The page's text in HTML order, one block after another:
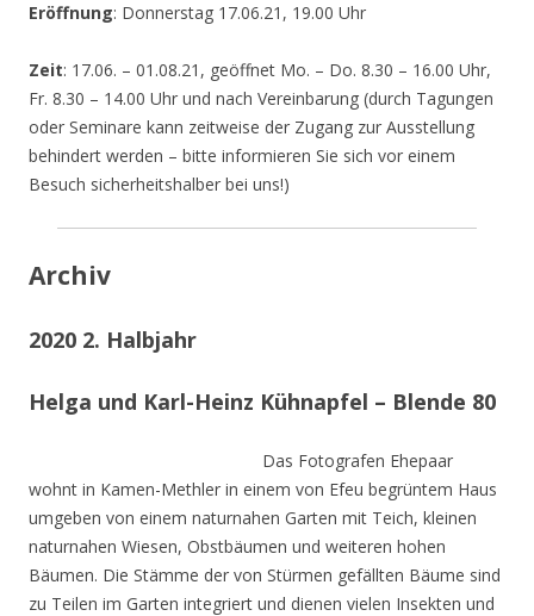
Eröffnung: Donnerstag 17.06.21, 19.00 Uhr
Zeit: 17.06. – 01.08.21, geöffnet Mo. – Do. 8.30 – 16.00 Uhr,
Fr. 8.30 – 14.00 Uhr und nach Vereinbarung (durch Tagungen
oder Seminare kann zeitweise der Zugang zur Ausstellung
behindert werden – bitte informieren Sie sich vor einem
Besuch sicherheitshalber bei uns!)
Archiv
2020 2. Halbjahr
Helga und Karl-Heinz Kühnapfel – Blende 80
Das Fotografen Ehepaar
wohnt in Kamen-Methler in einem von Efeu begrüntem Haus
umgeben von einem naturnahen Garten mit Teich, kleinen
naturnahen Wiesen, Obstbäumen und weiteren hohen
Bäumen. Die Stämme der von Stürmen gefällten Bäume sind
zu Teilen im Garten integriert und dienen vielen Insekten und